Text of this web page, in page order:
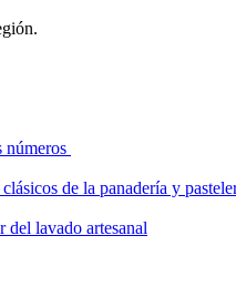
números
de la panadería y
del lavado artesanal